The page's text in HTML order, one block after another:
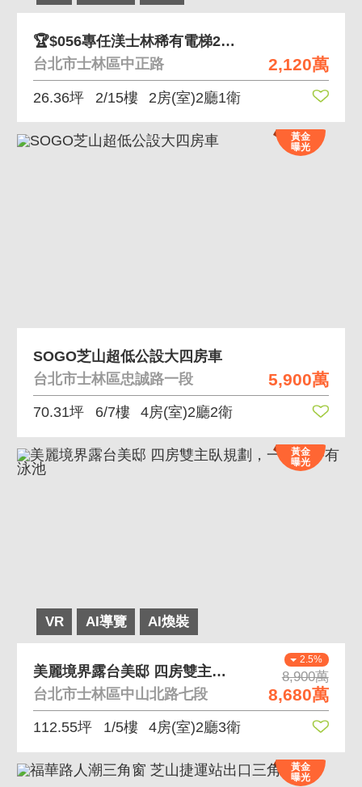
2,120萬
🏆$056專任渼士林稀有電梯2房小資宅
台北市士林區中正路
26.36坪 2/15樓 2房(室)2廳1衛
黃金
曝光
5,900萬
SOGO芝山超低公設大四房車
台北市士林區忠誠路一段
70.31坪 6/7樓 4房(室)2廳2衛
VR AI導覽 AI煥裝
黃金
曝光
2.5%
8,900萬
8,680萬
美麗境界露台美邸 四房雙主臥規劃，一層一戶有泳池
台北市士林區中山北路七段
112.55坪 1/5樓 4房(室)2廳3衛
黃金
曝光